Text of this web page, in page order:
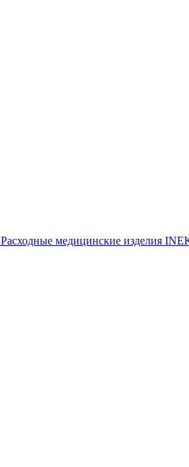
Расходные медицинские изделия